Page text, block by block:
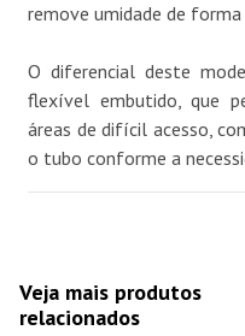
remove umidade de
O diferencial deste
flexível embutido, que
áreas de difícil acesso,
o tubo conforme a
Veja mais produtos
relacionados